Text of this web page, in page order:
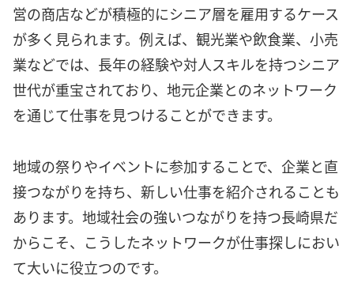
営の商店などが積極的にシニア層を雇用するケース
が多く見られます。例えば、観光業や飲食業、小売
業などでは、長年の経験や対人スキルを持つシニア
世代が重宝されており、地元企業とのネットワーク
を通じて仕事を見つけることができます。
地域の祭りやイベントに参加することで、企業と直
接つながりを持ち、新しい仕事を紹介されることも
あります。地域社会の強いつながりを持つ長崎県だ
からこそ、こうしたネットワークが仕事探しにおい
て大いに役立つのです。